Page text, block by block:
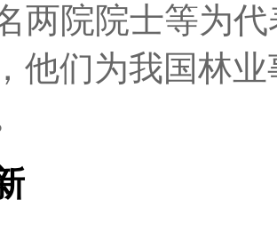
两院院士等为
他们为我国林